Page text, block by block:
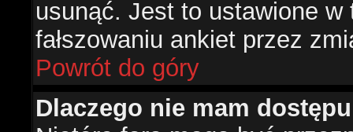
usunąć. Jest to ustawione
fałszowaniu ankiet przez
Powrót do góry
Dlaczego nie mam